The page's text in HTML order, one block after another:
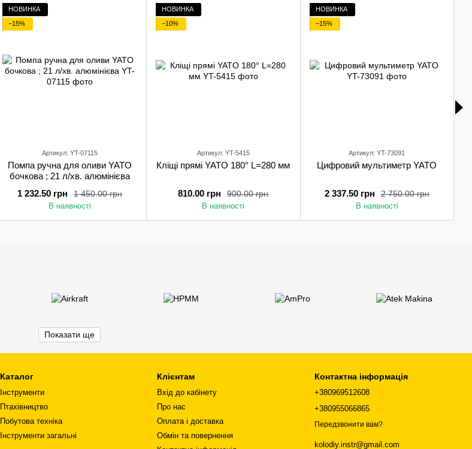
НОВИНКА
−15%
Артикул: YT-07115
Помпа ручна для оливи YATO
бочкова ; 21 л/хв. алюмінієва
1 450.00 грн
1 232.50 грн
В наявності
НОВИНКА
−10%
Артикул: YT-5415
Кліщі прямі YATO 180° L=280 мм
900.00 грн
810.00 грн
В наявності
НОВИНКА
−15%
Артикул: YT-73091
Цифровий мультиметр YATO
2 750.00 грн
2 337.50 грн
В наявності
Всі бренди
Показати ще
Каталог
Інструменти
Птахівництво
Побутова техніка
Інструменти загальні
Клієнтам
Вхід до кабінету
Про нас
Оплата і доставка
Обмін та повернення
Контактна інформація
+380969512608
+380955066865
Передзвонити вам?
kolodiy.instr@gmail.com